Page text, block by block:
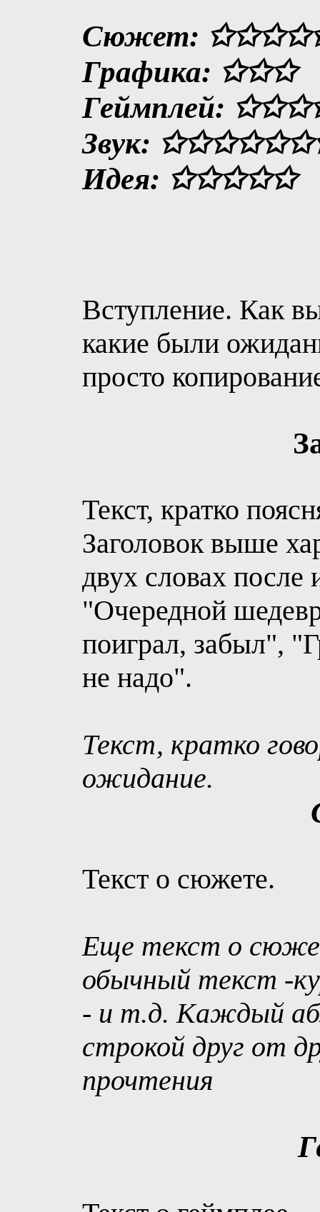
Сюжет:
Графика: ✩✩✩
Геймплей:
Звук:
Идея: ✩✩✩✩✩
Вступление. Как
какие были
просто
Текст, кратко
Заголовок выше
двух словах
"Очередной
поиграл, забыл",
не надо".
Текст, кратко
ожидание.
Текст о сюжете.
Еще текст о
обычный текст -
- и т.д. Каждый
строкой друг от
прочтения